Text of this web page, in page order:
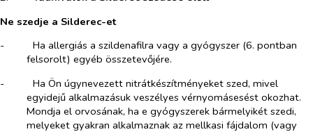
Ne szedje a Silderec-et
-​
Ha allergiás a szildenafilra vagy a gyógyszer (6. pontban
felsorolt) egyéb összetevőjére.
-​
Ha Ön úgynevezett nitrátkészítményeket szed, mivel
egyidejű alkalmazásuk veszélyes vérnyomásesést okozhat.
Mondja el orvosának, ha e gyógyszerek bármelyikét szedi,
melyeket gyakran alkalmaznak az mellkasi fájdalom (vagy